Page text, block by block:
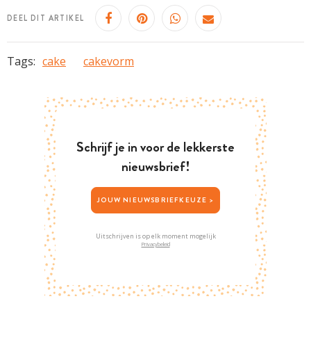
DEEL DIT ARTIKEL
Tags: cake cakevorm
Schrijf je in voor de lekkerste
nieuwsbrief!
JOUW NIEUWSBRIEFKEUZE >
Uitschrijven is op elk moment mogelijk
Privacybeleid